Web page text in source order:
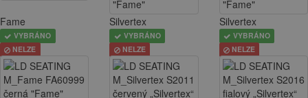
Fame
VYBRÁNO
NELZE
Silvertex
VYBRÁNO
NELZE
Silvertex
VYBRÁNO
NELZE